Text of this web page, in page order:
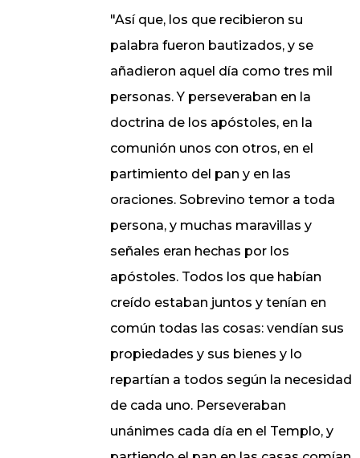
"Así que, los que recibieron su
palabra fueron bautizados, y se
añadieron aquel día como tres mil
personas. Y perseveraban en la
doctrina de los apóstoles, en la
comunión unos con otros, en el
partimiento del pan y en las
oraciones. Sobrevino temor a toda
persona, y muchas maravillas y
señales eran hechas por los
apóstoles. Todos los que habían
creído estaban juntos y tenían en
común todas las cosas: vendían sus
propiedades y sus bienes y lo
repartían a todos según la necesidad
de cada uno. Perseveraban
unánimes cada día en el Templo, y